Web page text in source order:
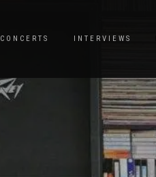
CONCERTS INTERVIEWS